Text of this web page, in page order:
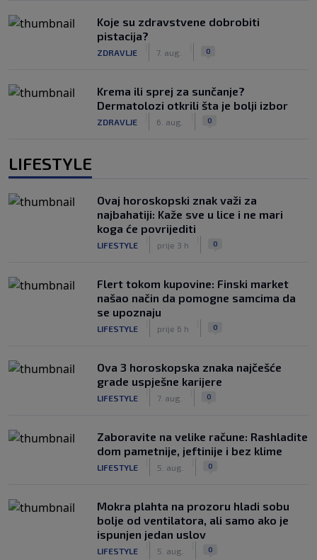
Koje su zdravstvene dobrobiti
pistacija?
ZDRAVLJE 7. aug. 0
Krema ili sprej za sunčanje?
Dermatolozi otkrili šta je bolji izbor
ZDRAVLJE 6. aug. 0
LIFESTYLE
Ovaj horoskopski znak važi za
najbahatiji: Kaže sve u lice i ne mari
koga će povrijediti
LIFESTYLE prije 3 h 0
Flert tokom kupovine: Finski market
našao način da pomogne samcima da
se upoznaju
LIFESTYLE prije 6 h 0
Ova 3 horoskopska znaka najčešće
grade uspješne karijere
LIFESTYLE 7. aug. 0
Zaboravite na velike račune: Rashladite
dom pametnije, jeftinije i bez klime
LIFESTYLE 5. aug. 0
Mokra plahta na prozoru hladi sobu
bolje od ventilatora, ali samo ako je
ispunjen jedan uslov
LIFESTYLE 5. aug. 0